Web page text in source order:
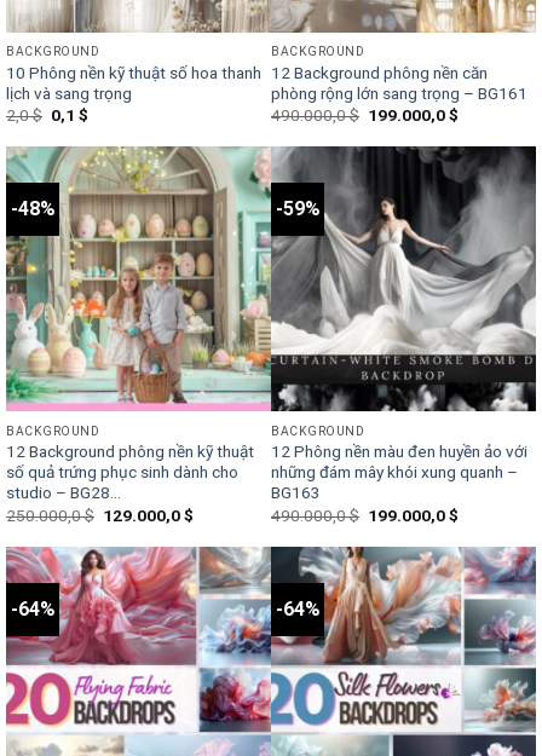
BACKGROUND
10 Phông nền kỹ thuật số hoa thanh
lịch và sang trọng
2,0$ Original
price
was:
2,0 $.
0,1$
is:
0,1 $.
BACKGROUND
12 Background phông nền căn
phòng rộng lớn sang trọng – BG161
490.000,0$ Original
was:
490.000,0 $.
199.000,0$
is:
199.000,0
-48%
BACKGROUND
12 Background phông nền kỹ thuật
số quả trứng phục sinh dành cho
studio – BG28...
250.000,0$ Original
was:
250.000,0 $.
129.000,0$
is:
129.000,0 $.
-59%
BACKGROUND
12 Phông nền màu đen huyền ảo với
những đám mây khói xung quanh –
BG163
490.000,0$ Original
was:
490.000,0 $.
199.000,0$
is:
199.000,0
-64% -64%